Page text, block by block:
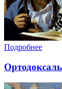
Подробнее